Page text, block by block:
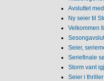
Avsluttet
Ny seier til
Velkommen
Seier,
Seriefinale
Storm vant
Seier i